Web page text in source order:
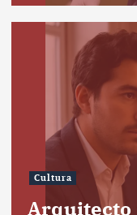
Cultura
Arquitecto